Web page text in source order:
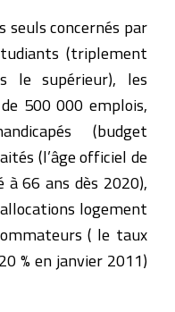
seuls concernés par
(triplement
le supérieur), les
500 000 emplois,
(budget
(l’âge officiel de
66 ans dès 2020),
logement
( le taux
% en janvier 2011)